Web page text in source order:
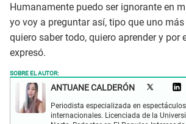
Humanamente puedo ser ignorante en
yo voy a preguntar así, tipo que uno
quiero saber todo, quiero aprender y por
expresó.
SOBRE EL AUTOR:
ANTUANE CALDERÓN
Periodista especializada en
internacionales. Licenciada de la